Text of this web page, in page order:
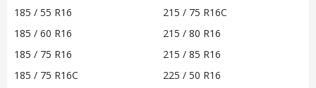
185 / 55 R16
185 / 60 R16
185 / 75 R16
185 / 75 R16C
215 / 75 R16C
215 / 80 R16
215 / 85 R16
225 / 50 R16